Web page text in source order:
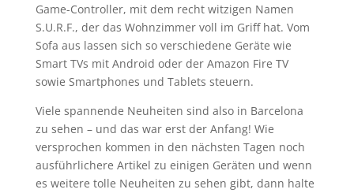
Game-Controller, mit dem recht witzigen Namen
S.U.R.F., der das Wohnzimmer voll im Griff hat. Vom
Sofa aus lassen sich so verschiedene Geräte wie
Smart TVs mit Android oder der Amazon Fire TV
sowie Smartphones und Tablets steuern.
Viele spannende Neuheiten sind also in Barcelona
zu sehen – und das war erst der Anfang! Wie
versprochen kommen in den nächsten Tagen noch
ausführlichere Artikel zu einigen Geräten und wenn
es weitere tolle Neuheiten zu sehen gibt, dann halte